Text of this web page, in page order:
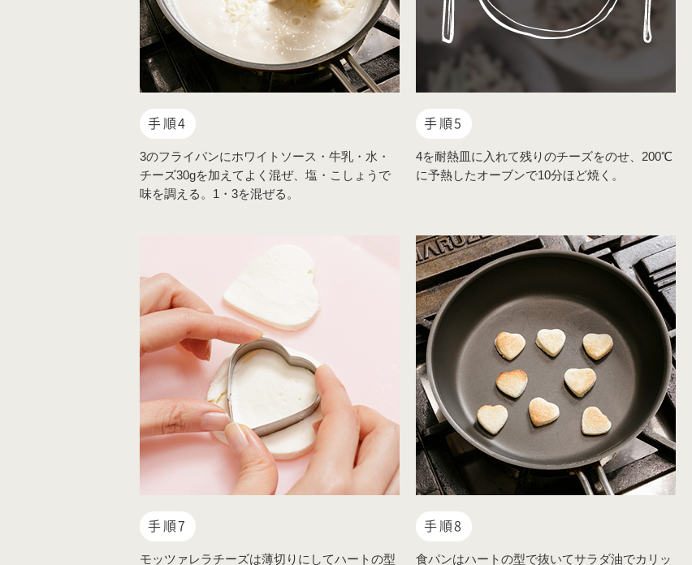
手順4
3のフライパンにホワイトソース・牛乳・水・
チーズ30gを加えてよく混ぜ、塩・こしょうで
味を調える。1・3を混ぜる。
手順5
4を耐熱皿に入れて残りのチーズをのせ、200℃
に予熱したオーブンで10分ほど焼く。
手順7
モッツァレラチーズは薄切りにしてハートの型
手順8
食パンはハートの型で抜いてサラダ油でカリッ